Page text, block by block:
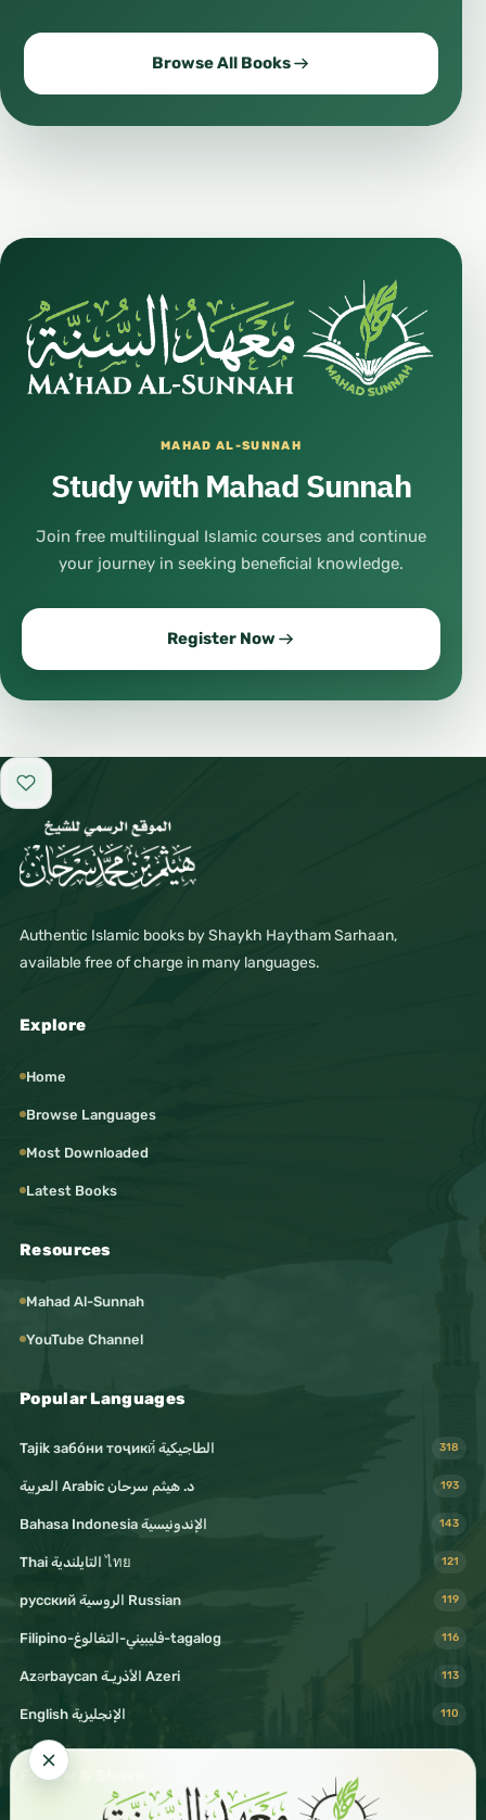
Browse All Books
MAHAD AL-SUNNAH
Study with Mahad Sunnah
Join free multilingual Islamic courses and continue
your journey in seeking beneficial knowledge.
Register Now
Add to favorites
Authentic Islamic books by Shaykh Haytham Sarhaan,
available free of charge in many languages.
Explore
Home
Browse Languages
Most Downloaded
Latest Books
Resources
Mahad Al-Sunnah
YouTube Channel
Popular Languages
Tajik забо́ни тоҷикӣ́ الطاجيكية 318
د. هيثم سرحان Arabic العربية 193
Bahasa Indonesia الإندونيسية 143
Thai التايلندية ไทย 121
русский الروسية Russian 119
Filipino-فليبيني-التغالوغ-tagalog 116
Azərbaycan الأذريـة Azeri 113
English الإنجليزية 110
Follow & Share